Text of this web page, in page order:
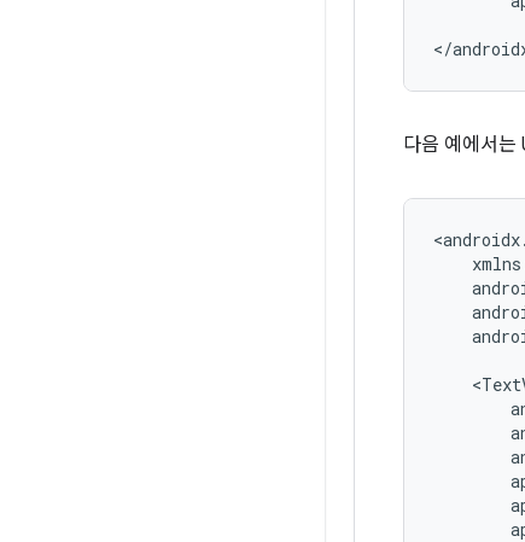
다음 예에서는